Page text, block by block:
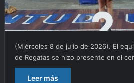
(Miércoles 8 de julio de 2026). El
de Regatas se hizo presente en el
Leer más